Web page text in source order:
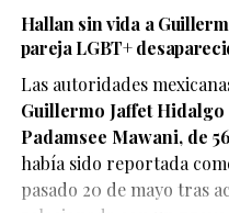
De acuerdo con el
ambos se encontraban
afecto cuando fueron
Hallan sin vida a
pareja LGBT+
Las autoridades
Guillermo Jaffet Hidalgo
Padamsee Mawani, de
había sido reportada
pasado 20 de mayo tras